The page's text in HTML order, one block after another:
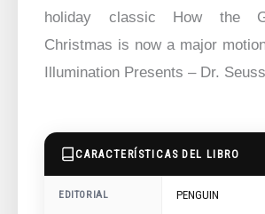
holiday classic How the
Christmas is now a major
Illumination Presents – Dr.
CARACTERÍSTICAS DEL LIBRO
EDITORIAL PENGUIN